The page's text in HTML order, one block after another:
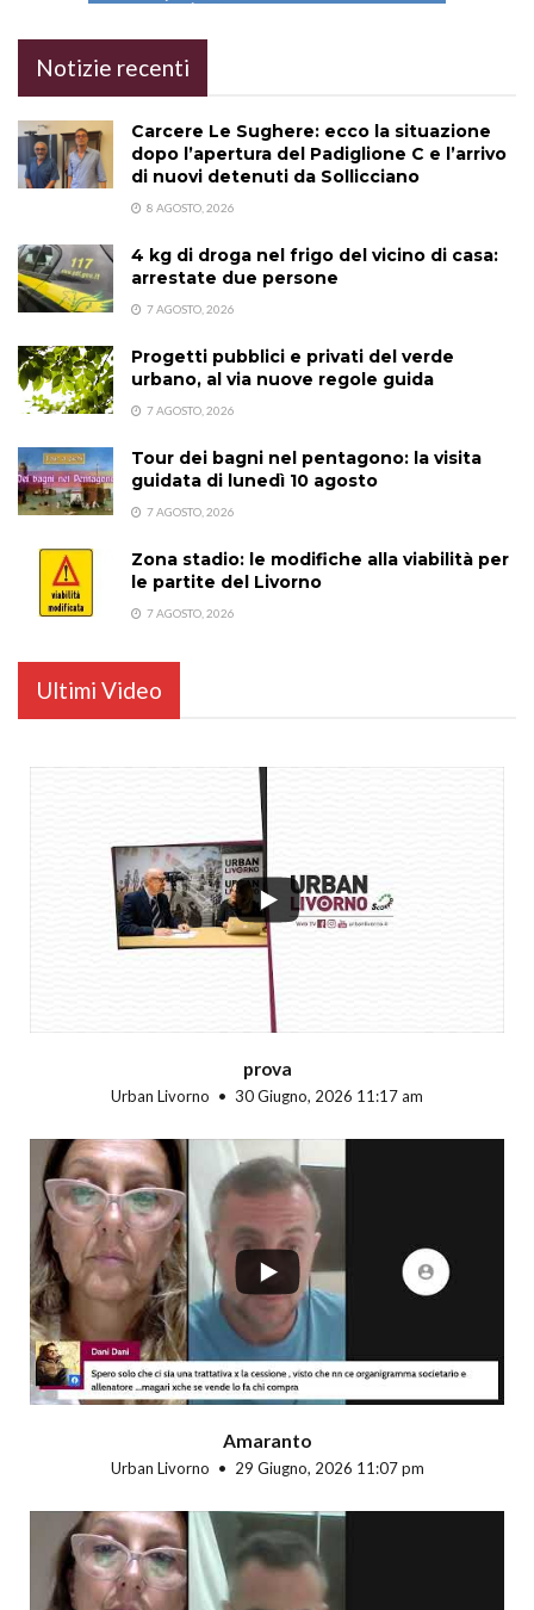
Notizie recenti
Carcere Le Sughere: ecco la situazione
dopo l’apertura del Padiglione C e l’arrivo
di nuovi detenuti da Sollicciano
8 AGOSTO, 2026
4 kg di droga nel frigo del vicino di casa:
arrestate due persone
7 AGOSTO, 2026
Progetti pubblici e privati del verde
urbano, al via nuove regole guida
7 AGOSTO, 2026
Tour dei bagni nel pentagono: la visita
guidata di lunedì 10 agosto
7 AGOSTO, 2026
Zona stadio: le modifiche alla viabilità per
le partite del Livorno
7 AGOSTO, 2026
Ultimi Video
prova
Urban Livorno 30 Giugno, 2026 11:17 am
Amaranto
Urban Livorno 29 Giugno, 2026 11:07 pm